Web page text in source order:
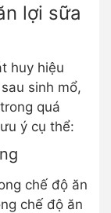
lợi sữa
huy hiệu
sinh mổ,
quá
ý cụ thể:
chế độ ăn
chế độ ăn